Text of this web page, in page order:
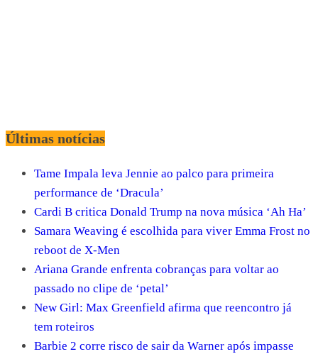
Últimas notícias
Tame Impala leva Jennie ao palco para primeira
performance de ‘Dracula’
Cardi B critica Donald Trump na nova música ‘Ah Ha’
Samara Weaving é escolhida para viver Emma Frost no
reboot de X-Men
Ariana Grande enfrenta cobranças para voltar ao
passado no clipe de ‘petal’
New Girl: Max Greenfield afirma que reencontro já
tem roteiros
Barbie 2 corre risco de sair da Warner após impasse